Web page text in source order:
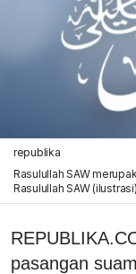
republika
Rasulullah SAW
Rasulullah SAW (ilustrasi)
pasangan